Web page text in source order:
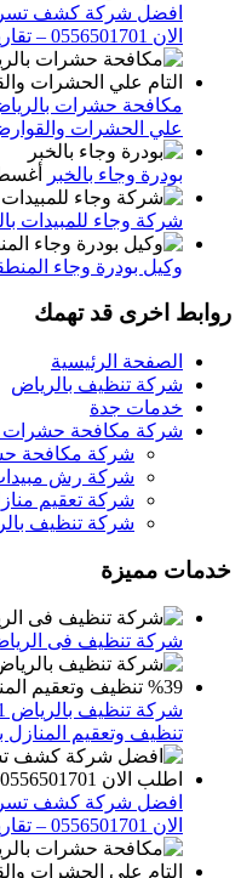
الان 0556501701‬‏ – تقارير معتمدة
علي الحشرات
بودرة وجاء بالخبر أغسطس
شركة وجاء للمبيدات
وكيل بودرة وجاء
روابط اخرى قد تهمك
الصفحة الرئيسية
شركة تنظيف بالرياض
خدمات جدة
شركة مكافحة حشرات
شركة مكافحة
شركة رش
شركة تعقيم
شركة تنظيف
خدمات مميزة
شركة تنظيف فى
تنظيف وتعقيم المنازل
الان 0556501701‬‏ – تقارير معتمدة